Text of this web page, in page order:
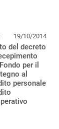
19/10/2014
del decreto
per il
al
personale